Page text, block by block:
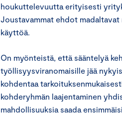
houkuttelevuutta erityisesti
Joustavammat ehdot
käyttöä.
On myönteistä, että sääntelyä
työllisyysviranomaisille jää
kohdentaa
kohderyhmän laajentaminen
mahdollisuuksia saada